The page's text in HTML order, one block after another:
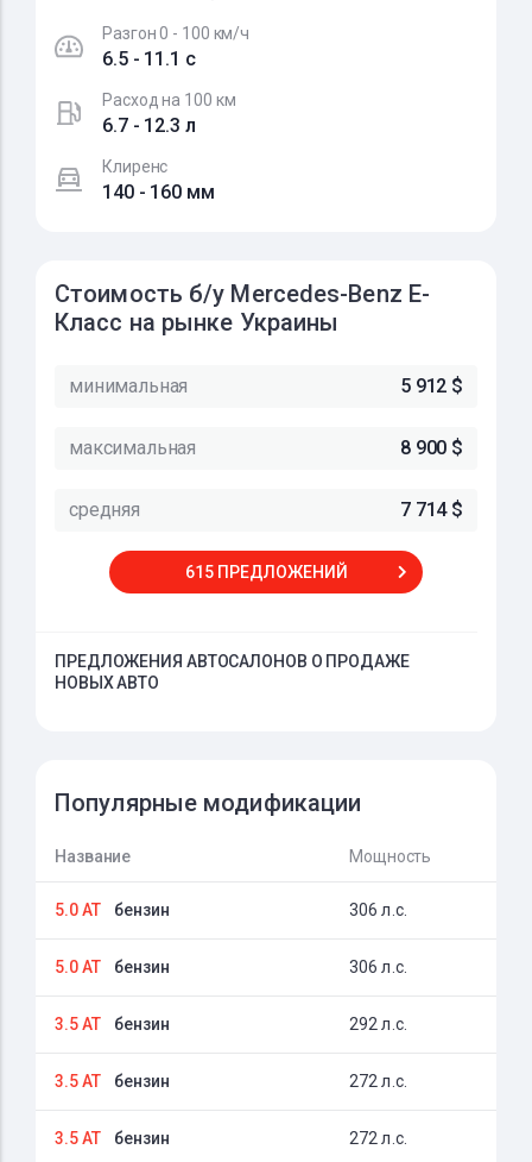
Разгон 0 - 100 км/ч
6.5 - 11.1 c
Расход на 100 км
6.7 - 12.3 л
Клиренс
140 - 160 мм
Стоимость б/у Mercedes-Benz E-
Класс на рынке Украины
минимальная 5 912 $
максимальная 8 900 $
средняя 7 714 $
615 ПРЕДЛОЖЕНИЙ
ПРЕДЛОЖЕНИЯ АВТОСАЛОНОВ О ПРОДАЖЕ
НОВЫХ АВТО
Популярные модификации
Название Мощность
5.0 AT бензин 306 л.с.
5.0 AT бензин 306 л.с.
3.5 AT бензин 292 л.с.
3.5 AT бензин 272 л.с.
3.5 AT бензин 272 л.с.